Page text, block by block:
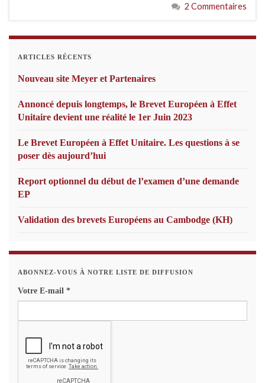
2 Commentaires
ARTICLES RÉCENTS
Nouveau site Meyer et Partenaires
Annoncé depuis longtemps, le Brevet Européen à Effet
Unitaire devient une réalité le 1er Juin 2023
Le Brevet Européen à Effet Unitaire. Les questions à se
poser dès aujourd’hui
Report optionnel du début de l’examen d’une demande
EP
Validation des brevets Européens au Cambodge (KH)
ABONNEZ-VOUS À NOTRE LISTE DE DIFFUSION
Votre E-mail *